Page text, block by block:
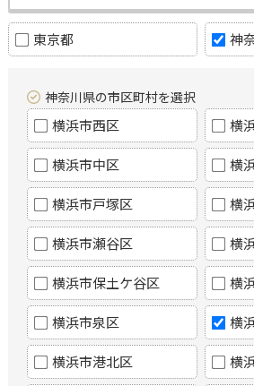
東京都 神
神奈川県の市区町村を選択
横浜市西区 横
横浜市中区 横
横浜市戸塚区 横
横浜市瀬谷区 横
横浜市保土ケ谷区 横
横浜市泉区 横
横浜市港北区 横